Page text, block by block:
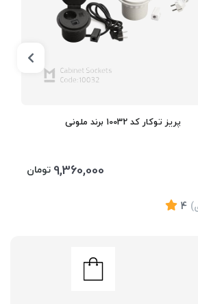
پریز توکار کد 10032 برند ملونی
9,360,000 تومان
)
4